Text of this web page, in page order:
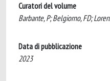
Curatori del volume
Barbante, P; Belgiorno, FD;
Data di pubblicazione
2023